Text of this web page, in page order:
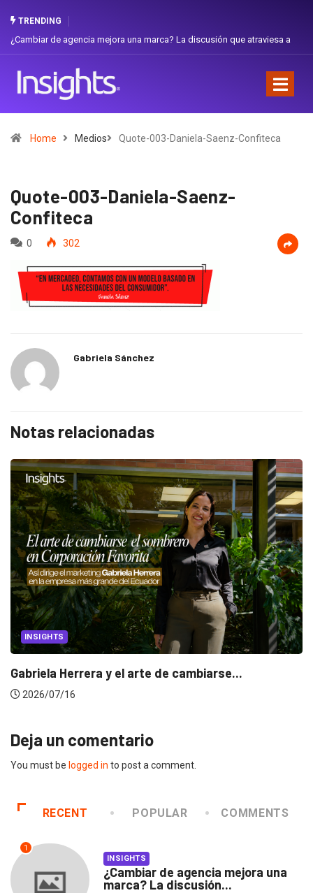
TRENDING
de agencia mejora una marca? La discusión que atraviesa a
Home Medios Quote-003-Daniela-Saenz-Confiteca
Quote-003-Daniela-Saenz-
Confiteca
0 302
Gabriela Sánchez
Notas relacionadas
INSIGHTS
Gabriela Herrera y el arte de cambiarse...
2026/07/16
Deja un comentario
You must be logged in to post a comment.
RECENT POPULAR COMMENTS
1
INSIGHTS
¿Cambiar de agencia mejora una
marca? La discusión...